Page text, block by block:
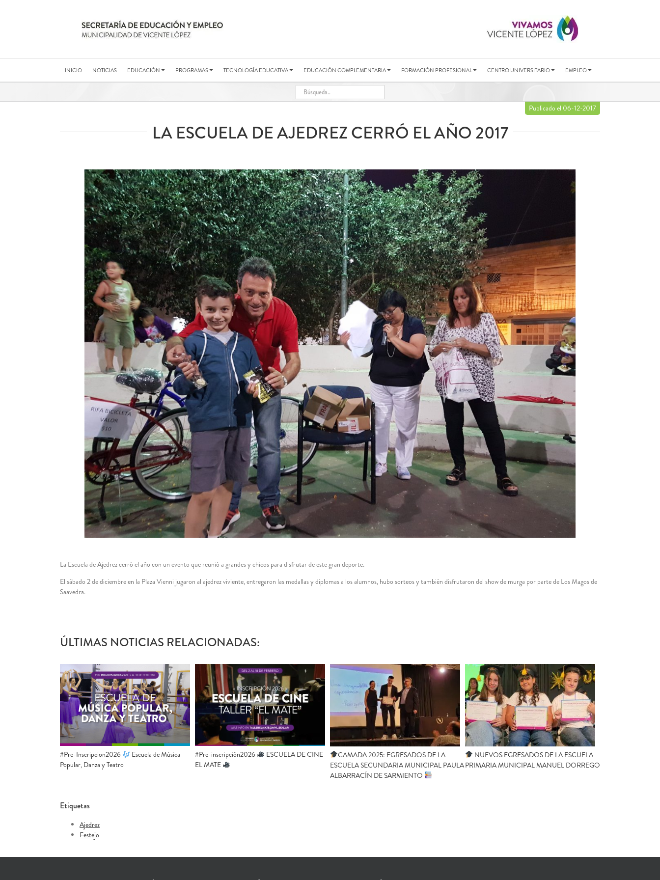
INICIO NOTICIAS EDUCACIÓN PROGRAMAS TECNOLOGÍA EDUCATIVA EDUCACIÓN COMPLEMENTARIA FORMACIÓN PROFESIONAL CENTRO UNIVERSITARIO EMPLEO
Publicado el 06-12-2017
LA ESCUELA DE AJEDREZ CERRÓ EL AÑO 2017
La Escuela de Ajedrez cerró el año con un evento que reunió a grandes y chicos para disfrutar de este gran deporte.
El sábado 2 de diciembre en la Plaza Vienni jugaron al ajedrez viviente, entregaron las medallas y diplomas a los alumnos, hubo sorteos y también disfrutaron del show de murga por parte de Los Magos de
Saavedra.
ÚLTIMAS NOTICIAS RELACIONADAS:
#Pre-Inscripcion2026
Escuela de Música
Popular, Danza y Teatro
#Pre-inscripción2026
ESCUELA DE CINE
EL MATE
CAMADA 2025: EGRESADOS DE LA
ESCUELA SECUNDARIA MUNICIPAL PAULA
ALBARRACÍN DE SARMIENTO
NUEVOS EGRESADOS DE LA ESCUELA
PRIMARIA MUNICIPAL MANUEL DORREGO
Etiquetas
Ajedrez
Festejo